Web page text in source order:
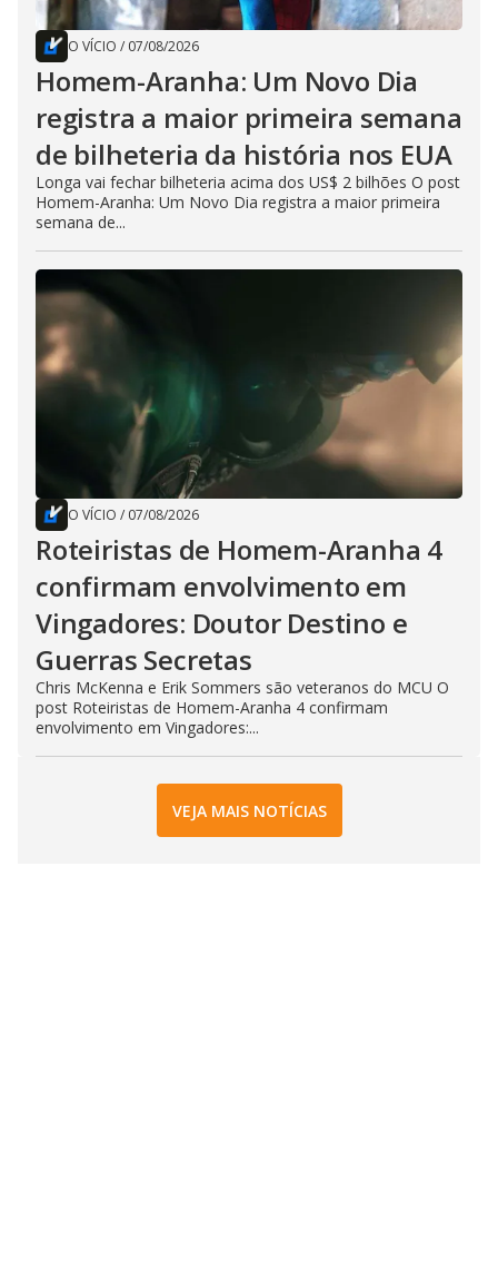
O VÍCIO / 07/08/2026
Homem-Aranha: Um Novo Dia
registra a maior primeira semana
de bilheteria da história nos EUA
Longa vai fechar bilheteria acima dos US$ 2 bilhões O post
Homem-Aranha: Um Novo Dia registra a maior primeira
semana de...
O VÍCIO / 07/08/2026
Roteiristas de Homem-Aranha 4
confirmam envolvimento em
Vingadores: Doutor Destino e
Guerras Secretas
Chris McKenna e Erik Sommers são veteranos do MCU O
post Roteiristas de Homem-Aranha 4 confirmam
envolvimento em Vingadores:...
VEJA MAIS NOTÍCIAS